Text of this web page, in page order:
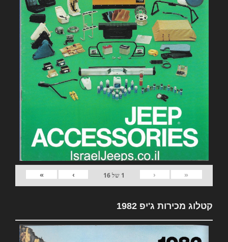
«
‹
1 של16
›
»
קטלוג מכירות ג'יפ 1982